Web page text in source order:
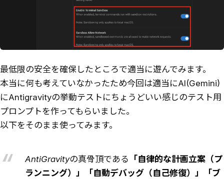
最低限の安全を確保したところで適当に遊んでみます。
本当に何も考えていなかったため今回は適当にAI(Gemini)
にAntigravityの挙動テストにちょうどいい感じのテスト用
プロンプトを作ってもらいました。
以下をそのまま使ってみます。
AntiGravityの真骨頂である 「自律的な計画立案（プ
ランニング）」「自動デバッグ（自己修復）」「ブ